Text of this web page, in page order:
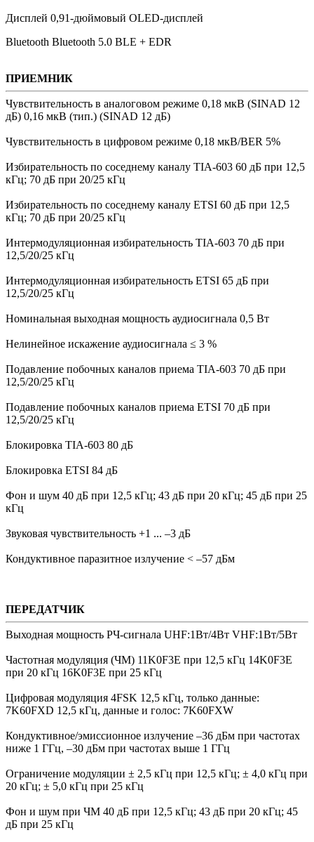
Дисплей 0,91-дюймовый OLED-дисплей
Bluetooth Bluetooth 5.0 BLE + EDR
ПРИЕМНИК
Чувствительность в аналоговом режиме 0,18 мкВ (SINAD 12
дБ) 0,16 мкВ (тип.) (SINAD 12 дБ)
Чувствительность в цифровом режиме 0,18 мкВ/BER 5%
Избирательность по соседнему каналу TIA-603 60 дБ при 12,5
кГц; 70 дБ при 20/25 кГц
Избирательность по соседнему каналу ETSI 60 дБ при 12,5
кГц; 70 дБ при 20/25 кГц
Интермодуляционная избирательность TIA-603 70 дБ при
12,5/20/25 кГц
Интермодуляционная избирательность ETSI 65 дБ при
12,5/20/25 кГц
Номинальная выходная мощность аудиосигнала 0,5 Вт
Нелинейное искажение аудиосигнала ≤ 3 %
Подавление побочных каналов приема TIA-603 70 дБ при
12,5/20/25 кГц
Подавление побочных каналов приема ETSI 70 дБ при
12,5/20/25 кГц
Блокировка TIA-603 80 дБ
Блокировка ETSI 84 дБ
Фон и шум 40 дБ при 12,5 кГц; 43 дБ при 20 кГц; 45 дБ при 25
кГц
Звуковая чувствительность +1 ... –3 дБ
Кондуктивное паразитное излучение < –57 дБм
ПЕРЕДАТЧИК
Выходная мощность РЧ-сигнала UHF:1Вт/4Вт VHF:1Вт/5Вт
Частотная модуляция (ЧМ) 11K0F3E при 12,5 кГц 14K0F3E
при 20 кГц 16K0F3E при 25 кГц
Цифровая модуляция 4FSK 12,5 кГц, только данные:
7K60FXD 12,5 кГц, данные и голос: 7K60FXW
Кондуктивное/эмиссионное излучение –36 дБм при частотах
ниже 1 ГГц, –30 дБм при частотах выше 1 ГГц
Ограничение модуляции ± 2,5 кГц при 12,5 кГц; ± 4,0 кГц при
20 кГц; ± 5,0 кГц при 25 кГц
Фон и шум при ЧМ 40 дБ при 12,5 кГц; 43 дБ при 20 кГц; 45
дБ при 25 кГц